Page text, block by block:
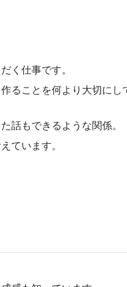
く仕事です。
ることを何より大切にし
話もできるような関係。
ています。